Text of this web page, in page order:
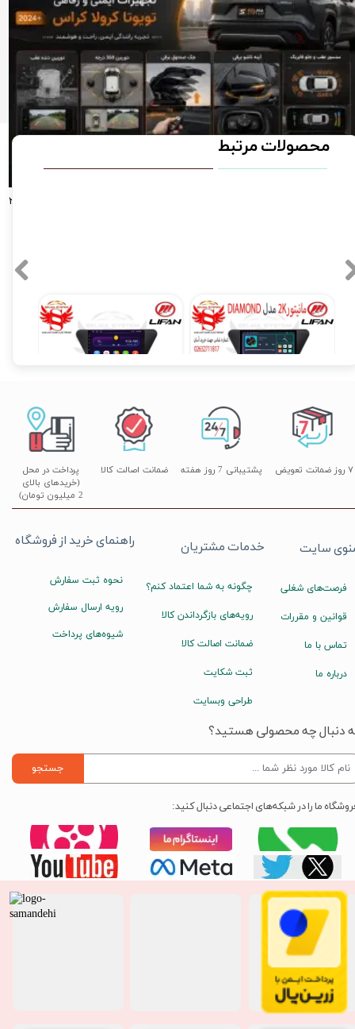
راهنمای جامع آپشن‌های تخصصی تویوتا کرولا کراس لوین راو4(مدل‌های ۲۰۲۴، ۲۰۲۵
دوربین ۳۶۰ درجه خودرو؛ چشمی باز برای ایمنی و آرامش شما | سلما سیستم، مرکز
فروش نصب و تعمیرات در کرج و تهران
محصولات مرتبط
۴۵,۹۰۰,۰۰۰ تومان
مانیتور فابریک اندروید JAC j4 جک جی 4 مدل MTK
۱۲,۹۰۰,۰۰۰ تومان
مانیتور فابریک ساینا و کوییک 7 اینچ اندروید مدل W100
پشتیبانی 7 روز هفته
پرداخت در محل
(خریدهای بالای
2 میلیون تومان)
۷ روز ضمانت تعویض ضمانت اصالت کالا
راهنمای خرید از فروشگاه
نحوه ثبت سفارش
رویه ارسال سفارش
شیوه‌های پرداخت
خدمات مشتریان
چگونه به شما اعتماد کنم؟
رویه‌های بازگرداندن کالا
ضمانت اصالت کالا
ثبت شکایت
طراحی وبسایت
سایت
فرصت‌های شغلی
قوانین و مقررات
تماس با ما
درباره ما
دنبال چه محصولی هستید؟
جستجو
ما را در شبکه‌های اجتماعی دنبال کنید: